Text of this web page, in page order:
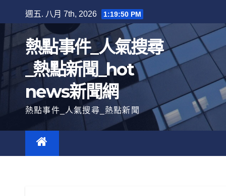
至
內
週五. 八月 7th, 2026 1:19:52 PM
熱點事件_人氣搜尋
_熱點新聞_hot
news新聞網
熱點事件_人氣搜尋_熱點新聞